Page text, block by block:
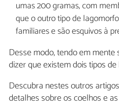
umas 200 gramas, com
que o outro tipo de
familiares e são esquivos à
Desse modo, tendo em
dizer que existem dois tipos
Descubra nestes outros
detalhes sobre os coelhos e